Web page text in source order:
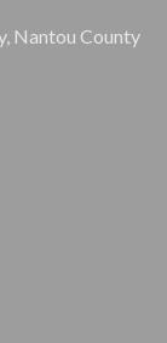
Nantou County